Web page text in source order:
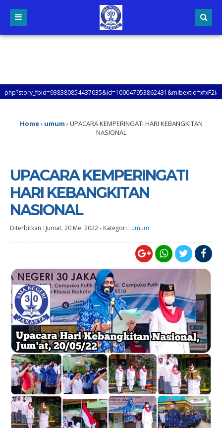
JAKARTA, UNTUK MENGETAHUI LEBIH LANJUT TENTANG INFORMASI
Home› umum › UPACARA KEMPERINGATI HARI KEBANGKITAN
NASIONAL
UPACARA KEMPERINGATI
HARI KEBANGKITAN
NASIONAL
Diterbitkan : Jumat, 20 Mei 2022- Kategori : umum